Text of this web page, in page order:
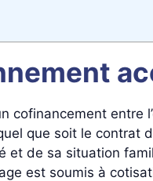
cofinancement entre
que soit le contrat
et de sa situation
est soumis à